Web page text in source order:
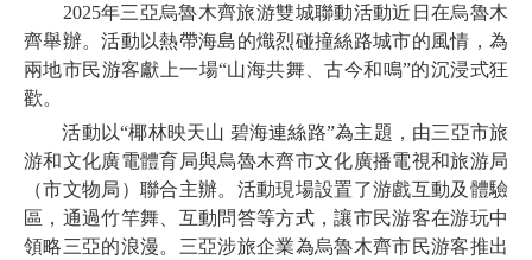
2025年三亞烏魯木齊旅游雙城聯動活動近日在烏魯木
齊舉辦。活動以熱帶海島的熾烈碰撞絲路城市的風情，為
兩地市民游客獻上一場“山海共舞、古今和鳴”的沉浸式狂
歡。
活動以“椰林映天山 碧海連絲路”為主題，由三亞市旅
游和文化廣電體育局與烏魯木齊市文化廣播電視和旅游局
（市文物局）聯合主辦。活動現場設置了游戲互動及體驗
區，通過竹竿舞、互動問答等方式，讓市民游客在游玩中
領略三亞的浪漫。三亞涉旅企業為烏魯木齊市民游客推出